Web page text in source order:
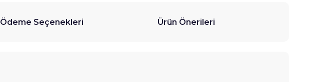
Ödeme Seçenekleri Ürün Önerileri